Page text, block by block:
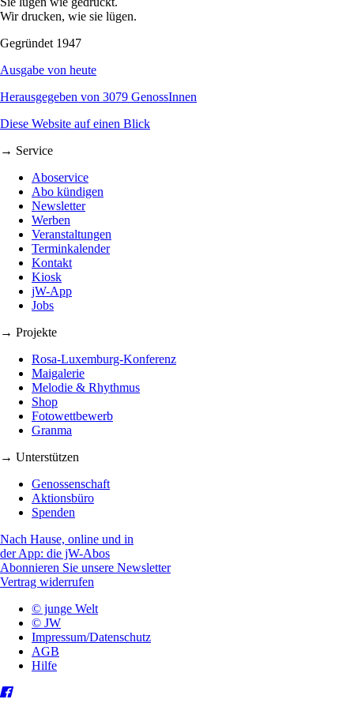
Wir drucken, wie sie lügen.
Gegründet 1947
Ausgabe von heute
Herausgegeben von 3079 GenossInnen
Diese Website auf einen Blick
→ Service
Aboservice
Abo kündigen
Newsletter
Werben
Veranstaltungen
Terminkalender
Kontakt
Kiosk
jW-App
Jobs
→ Projekte
Rosa-Luxemburg-Konferenz
Maigalerie
Melodie & Rhythmus
Shop
Fotowettbewerb
Granma
→ Unterstützen
Genossenschaft
Aktionsbüro
Spenden
Nach Hause, online und in
der App: die jW-Abos
Abonnieren Sie unsere Newsletter
Vertrag widerrufen
© junge Welt
© JW
Impressum/Datenschutz
AGB
Hilfe